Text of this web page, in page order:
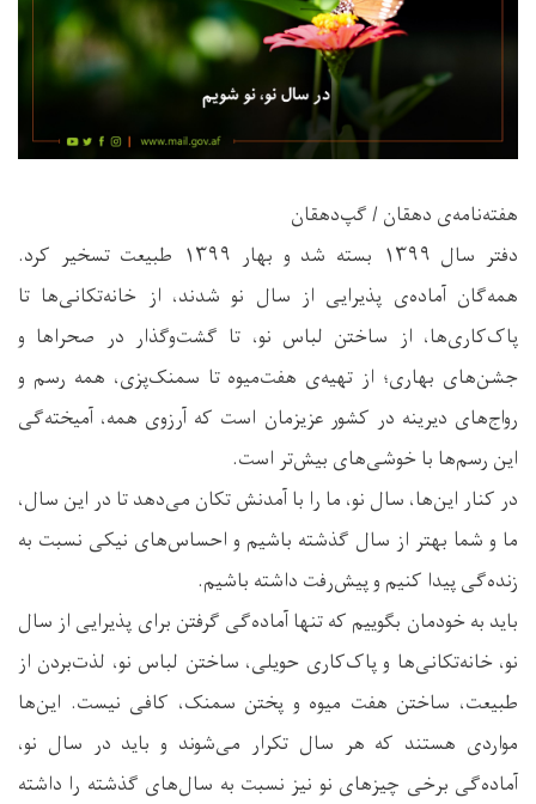
هفته‌نامه‌ی دهقان / گپ‌دهقان
دفتر سال ۱۳۹۹ بسته شد و بهار ۱۳۹۹ طبیعت تسخیر کرد.
همه‌گان آماده‌ی پذیرایی از سال نو شدند، از خانه‌تکانی‌ها تا
پاک‌کاری‌ها، از ساختن لباس نو، تا گشت‌وگذار در صحراها و
جشن‌های بهاری؛ از تهیه‌ی هفت‌میوه تا سمنک‌پزی، همه رسم و
رواج‌های دیرینه در کشور عزیزمان است که آرزوی همه، آمیخته‌گی
این رسم‌ها با خوشی‌های بیش‌تر است.
در کنار این‌ها، سال نو، ما را با آمدنش تکان می‌دهد تا در این سال،
ما و شما بهتر از سال گذشته باشیم و احساس‌های نیکی نسبت به
زنده‌گی پیدا کنیم و پیش‌رفت داشته باشیم.
باید به خودمان بگوییم که تنها آماده‌گی گرفتن برای پذیرایی از سال
نو، خانه‌تکانی‌ها و پاک‌کاری حویلی، ساختن لباس نو، لذت‌بردن از
طبیعت، ساختن هفت میوه و پختن سمنک، کافی نیست. این‌ها
مواردی هستند که هر سال تکرار می‌شوند و باید در سال نو،
آماده‌گی برخی چیزهای نو نیز نسبت به سال‌های گذشته را داشته